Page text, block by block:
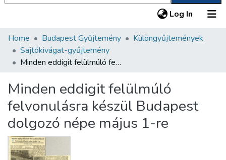
Log In (current)
Communities & Collections
All of DSpace
About us
Home Budapest Gyűjtemény
Különgyűjtemények
Sajtókivágat-gyűjtemény
Minden eddigit felülmúló felvonulásra készül Budapest dolgozó népe május 1-re
Minden eddigit felülmúló
felvonulásra készül Budapest
dolgozó népe május 1-re